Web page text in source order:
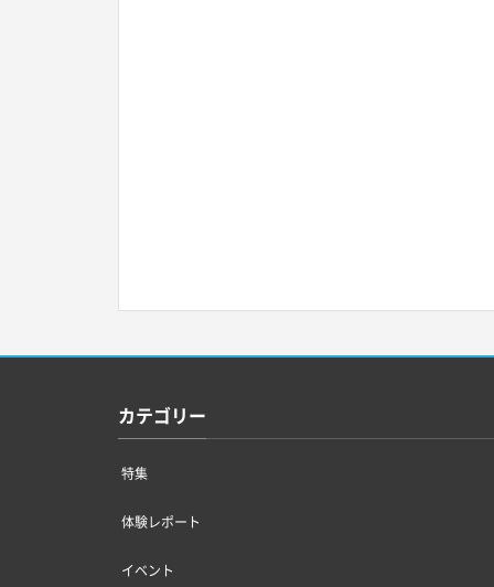
カテゴリー
特集
体験レポート
イベント